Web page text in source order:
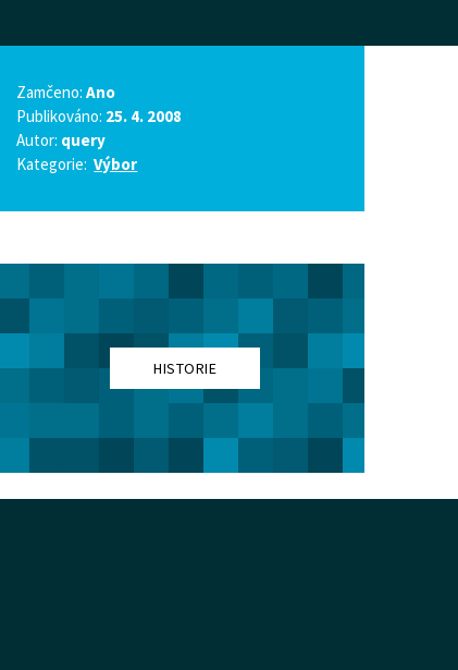
Zamčeno:Ano
Publikováno: 25. 4. 2008
Autor: query
Kategorie:Výbor
HISTORIE